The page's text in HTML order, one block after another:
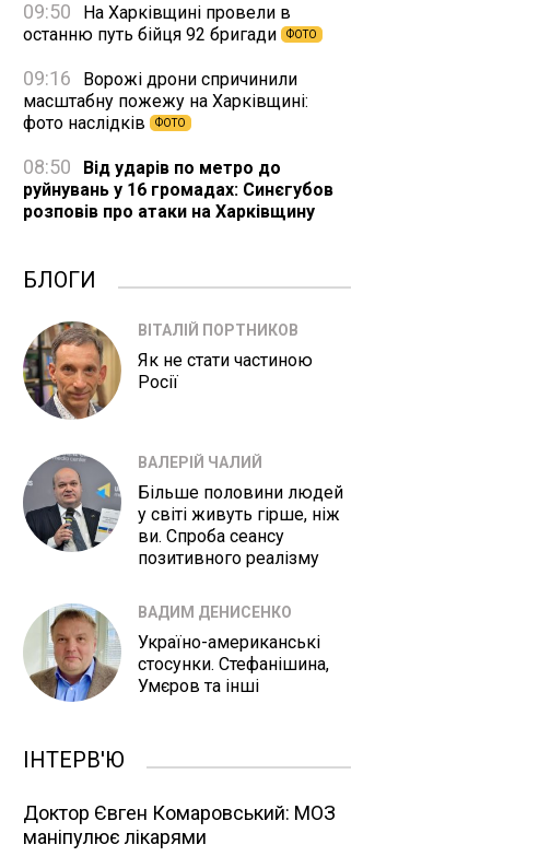
09:50
На Харківщині провели в
останню путь бійця 92 бригади
ФОТО
09:16
Ворожі дрони спричинили
масштабну пожежу на Харківщині:
фото наслідків
ФОТО
08:50
Від ударів по метро до
руйнувань у 16 громадах: Синєгубов
розповів про атаки на Харківщину
БЛОГИ
ВІТАЛІЙ ПОРТНИКОВ
Як не стати частиною
Росії
ВАЛЕРІЙ ЧАЛИЙ
Більше половини людей
у світі живуть гірше, ніж
ви. Спроба сеансу
позитивного реалізму
ВАДИМ ДЕНИСЕНКО
Україно-американські
стосунки. Стефанішина,
Умєров та інші
ІНТЕРВ'Ю
Доктор Євген Комаровський: МОЗ
маніпулює лікарями